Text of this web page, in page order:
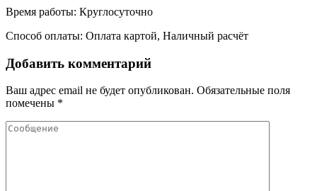
Время работы: Круглосуточно
Способ оплаты: Оплата картой, Наличный расчёт
Добавить комментарий
Ваш адрес email не будет опубликован. Обязательные поля
помечены *